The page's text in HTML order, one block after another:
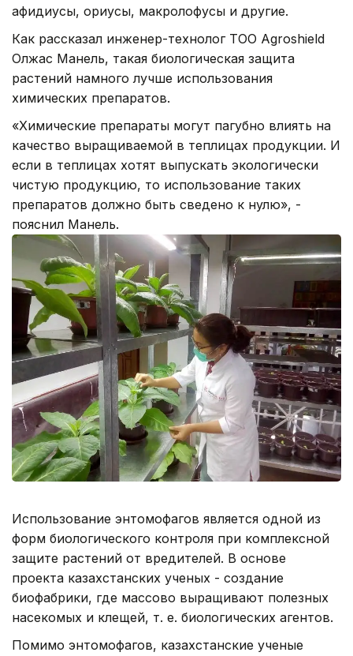
афидиусы, ориусы, макролофусы и другие.
Как рассказал инженер-технолог ТОО Agroshield
Олжас Манель, такая биологическая защита
растений намного лучше использования
химических препаратов.
«Химические препараты могут пагубно влиять на
качество выращиваемой в теплицах продукции. И
если в теплицах хотят выпускать экологически
чистую продукцию, то использование таких
препаратов должно быть сведено к нулю», -
пояснил Манель.
Использование энтомофагов является одной из
форм биологического контроля при комплексной
защите растений от вредителей. В основе
проекта казахстанских ученых - создание
биофабрики, где массово выращивают полезных
насекомых и клещей, т. е. биологических агентов.
Помимо энтомофагов, казахстанские ученые